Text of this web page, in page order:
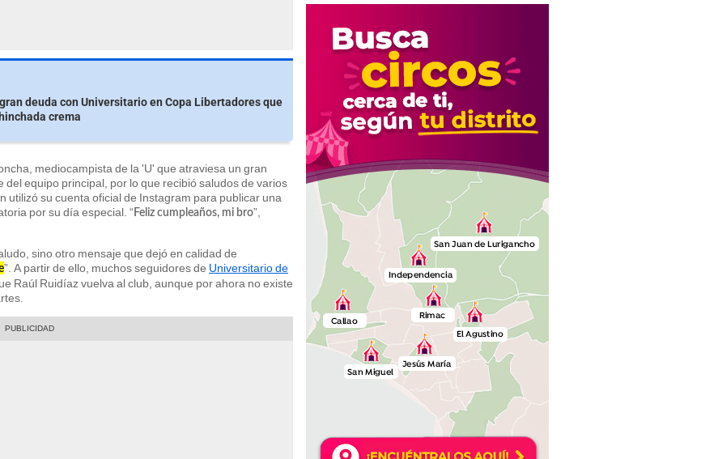
deuda con Universitario en Copa Libertadores que
crema
mediocampista de la 'U' que atraviesa un gran
equipo principal, por lo que recibió saludos de varios
utilizó su cuenta oficial de Instagram para publicar una
por su día especial. “ Feliz cumpleaños, mi bro”,
sino otro mensaje que dejó en calidad de
”. A partir de ello, muchos seguidores de Universitario de
Raúl Ruidíaz vuelva al club, aunque por ahora no existe